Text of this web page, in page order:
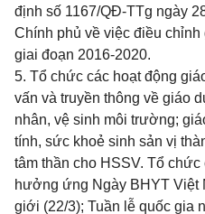
định số 1167/QĐ-TTg ngày
Chính phủ về việc điều
giai đoạn 2016-2020.
5. Tổ chức các hoạt động
vấn và truyền thông về giáo
nhân, vệ sinh môi trường;
tính, sức khoẻ sinh sản vị
tâm thần cho HSSV. Tổ
hưởng ứng Ngày BHYT Việt
giới (22/3); Tuần lễ quốc gia